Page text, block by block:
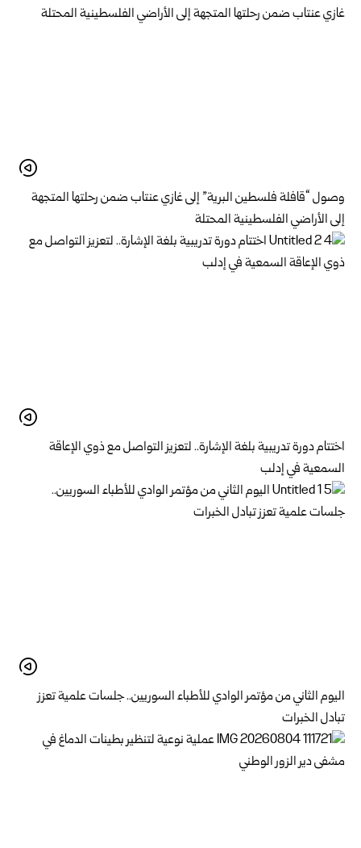
وصول “قافلة فلسطين البرية” إلى غازي عنتاب ضمن رحلتها المتجهة
إلى الأراضي الفلسطينية المحتلة
اختتام دورة تدريبية بلغة الإشارة.. لتعزيز التواصل مع ذوي الإعاقة
السمعية في إدلب
اليوم الثاني من مؤتمر الوادي للأطباء السوريين.. جلسات علمية تعزز
تبادل الخبرات